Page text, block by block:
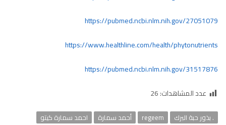
https://pubmed.ncbi.nlm.nih.gov/27051079
https://www.healthline.com/health/phytonutrients
https://pubmed.ncbi.nlm.nih.gov/31517876
عدد المشاهدات:26
. بذور حبة البرك regeem أحمد سمارة
احمد سمارة كيتو